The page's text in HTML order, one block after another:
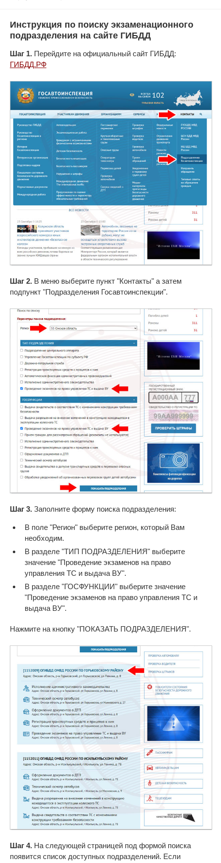
Инструкция по поиску экзаменационного
подразделения на сайте ГИБДД
Шаг 1. Перейдите на официальный сайт ГИБДД:
ГИБДД.РФ
Шаг 2. В меню выберите пункт "Контакты" а затем
подпункт "Подразделения Госавтоинспекции".
Шаг 3. Заполните форму поиска подразделения:
В поле "Регион" выберите регион, который Вам
необходим.
В разделе "ТИП ПОДРАЗДЕЛЕНИЯ" выберите
значение "Проведение экзаменов на право
управления ТС и выдача ВУ".
В разделе "ГОСФУНКЦИИ" выберите значение
"Проведение экзаменов на право управления ТС и
выдача ВУ".
Нажмите на кнопку "ПОКАЗАТЬ ПОДРАЗДЕЛЕНИЯ".
Шаг 4. На следующей страницей под формой поиска
появится список доступных подразделений. Если